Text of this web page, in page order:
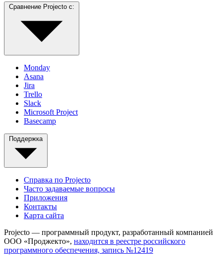
Сравнение Projecto с:
Monday
Asana
Jira
Trello
Slack
Microsoft Project
Basecamp
Поддержка
Справка по Projecto
Часто задаваемые вопросы
Приложения
Контакты
Карта сайта
Projecto — программный продукт, разработанный компанией
ООО «Проджекто», находится в реестре российского
программного обеспечения, запись №12419